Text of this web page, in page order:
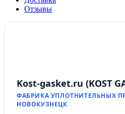
Отзывы
Kost-gasket.ru (KOST
ФАБРИКА УПЛОТНИТЕЛЬНЫХ
НОВОКУЗНЕЦК